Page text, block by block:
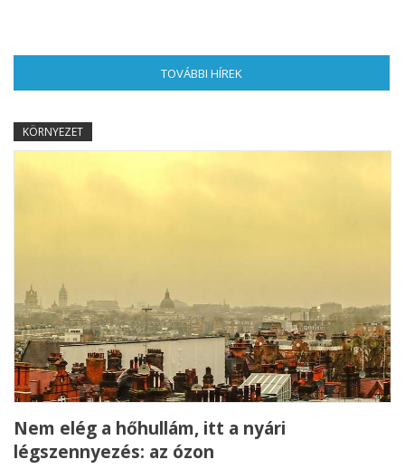
TOVÁBBI HÍREK
KÖRNYEZET
Nem elég a hőhullám, itt a nyári
légszennyezés: az ózon